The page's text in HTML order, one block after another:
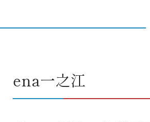
ena一之江